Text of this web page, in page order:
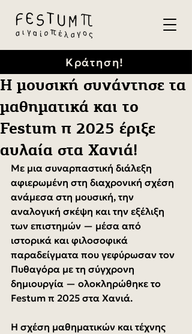
Κράτηση!
Η μουσική συνάντησε τα
μαθηματικά και το
Festum π 2025 έριξε
αυλαία στα Χανιά!
Με μια συναρπαστική διάλεξη
αφιερωμένη στη διαχρονική σχέση
ανάμεσα στη μουσική, την
αναλογική σκέψη και την εξέλιξη
των επιστημών — μέσα από
ιστορικά και φιλοσοφικά
παραδείγματα που γεφύρωσαν τον
Πυθαγόρα με τη σύγχρονη
δημιουργία — ολοκληρώθηκε το
Festum π 2025 στα Χανιά.
Η σχέση μαθηματικών και τέχνης